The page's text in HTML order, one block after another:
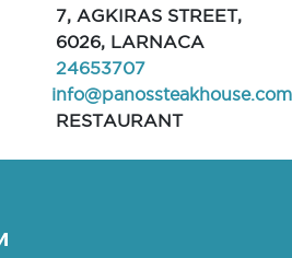
7, AGKIRAS STREET,
6026, LARNACA
24653707
info@panossteakhouse.com
RESTAURANT